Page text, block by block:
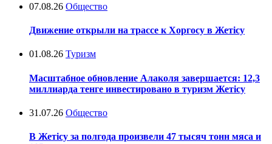
07.08.26 Общество
Движение открыли на трассе к Хоргосу в Жетісу
01.08.26 Туризм
Масштабное обновление Алаколя завершается: 12,3
миллиарда тенге инвестировано в туризм Жетісу
31.07.26 Общество
В Жетісу за полгода произвели 47 тысяч тонн мяса и